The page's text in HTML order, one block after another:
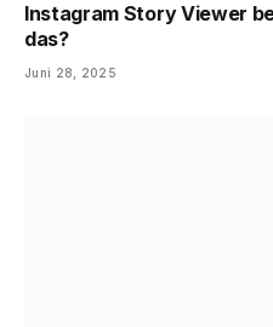
Instagram Story Viewer
das?
Juni 28, 2025